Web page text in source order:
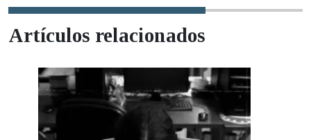
Artículos relacionados